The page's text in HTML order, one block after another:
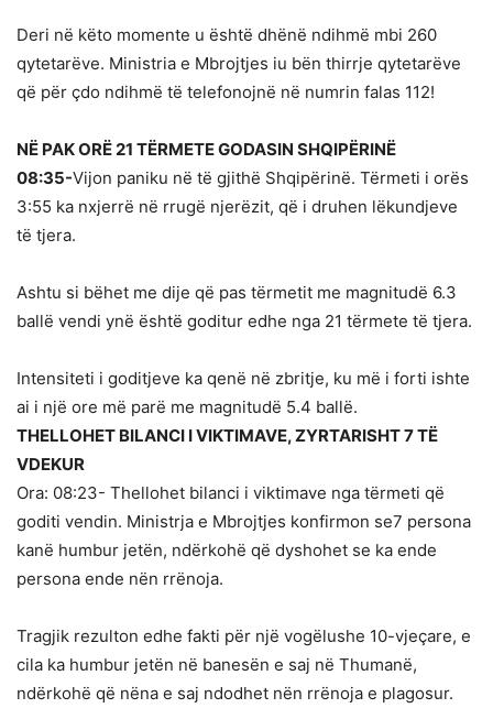
Deri në këto momente u është dhënë ndihmë mbi 260
qytetarëve. Ministria e Mbrojtjes iu bën thirrje qytetarëve
që për çdo ndihmë të telefonojnë në numrin falas 112!
NË PAK ORË 21 TËRMETE GODASIN SHQIPËRINË
08:35-Vijon paniku në të gjithë Shqipërinë. Tërmeti i orës
3:55 ka nxjerrë në rrugë njerëzit, që i druhen lëkundjeve
të tjera.
Ashtu si bëhet me dije që pas tërmetit me magnitudë 6.3
ballë vendi ynë është goditur edhe nga 21 tërmete të tjera.
Intensiteti i goditjeve ka qenë në zbritje, ku më i forti ishte
ai i një ore më parë me magnitudë 5.4 ballë.
THELLOHET BILANCI I VIKTIMAVE, ZYRTARISHT 7 TË
VDEKUR
Ora: 08:23- Thellohet bilanci i viktimave nga tërmeti që
goditi vendin. Ministrja e Mbrojtjes konfirmon se7 persona
kanë humbur jetën, ndërkohë që dyshohet se ka ende
persona ende nën rrënoja.
Tragjik rezulton edhe fakti për një vogëlushe 10-vjeçare, e
cila ka humbur jetën në banesën e saj në Thumanë,
ndërkohë që nëna e saj ndodhet nën rrënoja e plagosur.